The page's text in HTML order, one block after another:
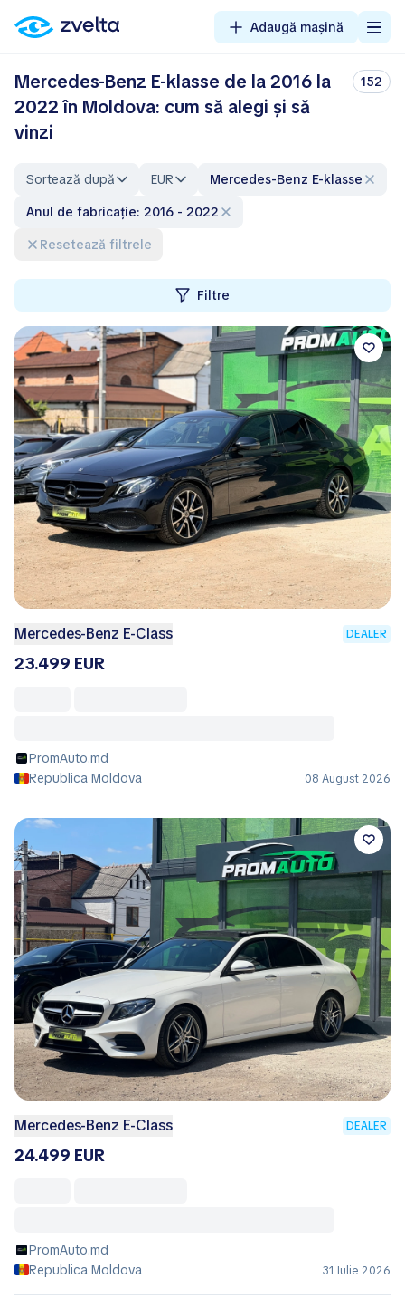
Adaugă mașină
Mercedes-Benz E-klasse de la 2016 la
2022 în Moldova: cum să alegi și să
vinzi
152
Sortează după EUR
Mercedes-Benz E-klasse
Anul de fabricație: 2016 - 2022
Resetează filtrele
Filtre
Mercedes-Benz E-Class DEALER
23.499 EUR
PromAuto.md
Republica Moldova
08 August 2026
Mercedes-Benz E-Class DEALER
24.499 EUR
PromAuto.md
Republica Moldova
31 Iulie 2026